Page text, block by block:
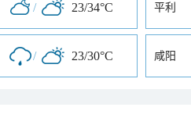
/ 23/34°C 平利
/ 23/30°C 咸阳